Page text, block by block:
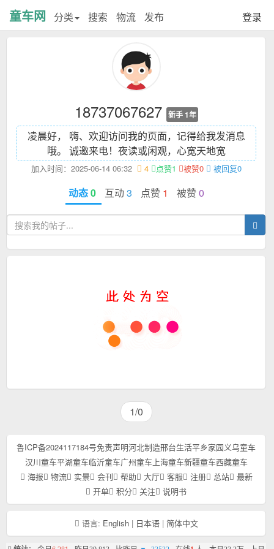
童车网 分类 搜索 物流 发布 登录
18737067627 新手 1年
凌晨好， 嗨、欢迎访问我的页面，记得给我发消息
哦。 诚邀来电！ 夜读或闲观，心宽天地宽
加入时间：2025-06-14 06:32 4 点赞1 被赞0 被回复0
动态0 互动 3 点赞 1 被赞0
1/0
鲁ICP备2024117184号免责声明河北制造邢台生活平乡家园义乌童车
汉川童车平湖童车临沂童车广州童车上海童车新疆童车西藏童车
海报
物流 实景 会刊 帮助 大厅 客服 注册 总站
最新
开单
积分 关注 说明书
语言: English| 日本语| 简体中文